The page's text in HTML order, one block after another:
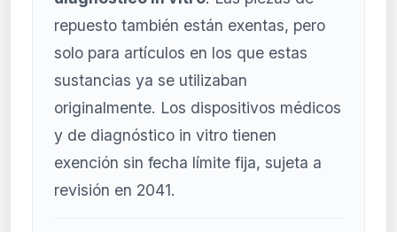
repuesto también están exentas, pero
solo para artículos en los que estas
sustancias ya se utilizaban
originalmente. Los dispositivos médicos
y de diagnóstico in vitro tienen
exención sin fecha límite fija, sujeta a
revisión en 2041.